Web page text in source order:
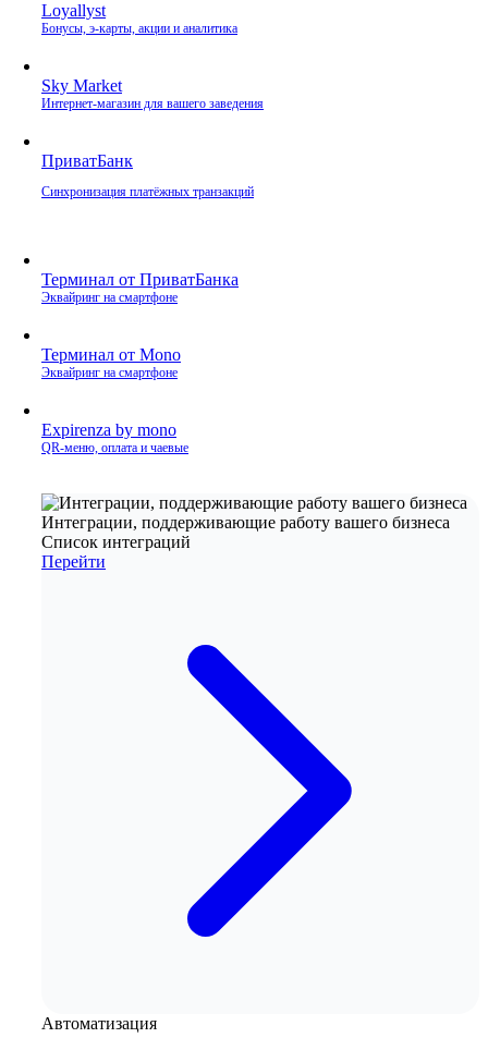
Loyallyst
Бонусы, э‑карты, акции и аналитика
Sky Market
Интернет‑магазин для вашего заведения
ПриватБанк
Синхронизация платёжных транзакций
Терминал от ПриватБанка
Эквайринг на смартфоне
Терминал от Mono
Эквайринг на смартфоне
Expirenza by mono
QR‑меню, оплата и чаевые
Интеграции, поддерживающие работу вашего бизнеса
Список интеграций
Перейти
Автоматизация